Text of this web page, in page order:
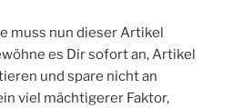
muss nun dieser Artikel
es Dir sofort an, Artikel
und spare nicht an
viel mächtigerer Faktor,